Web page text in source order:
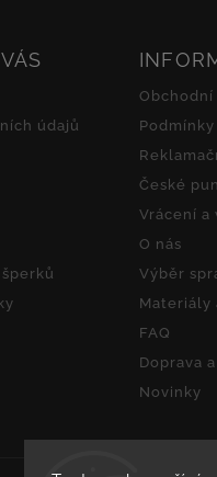
údajů
České
Vrácení a
O nás
Výběr
Materiály
FAQ
Doprava
Novinky